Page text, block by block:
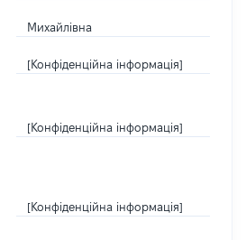
Михайлівна
[Конфіденційна інформація]
[Конфіденційна інформація]
[Конфіденційна інформація]